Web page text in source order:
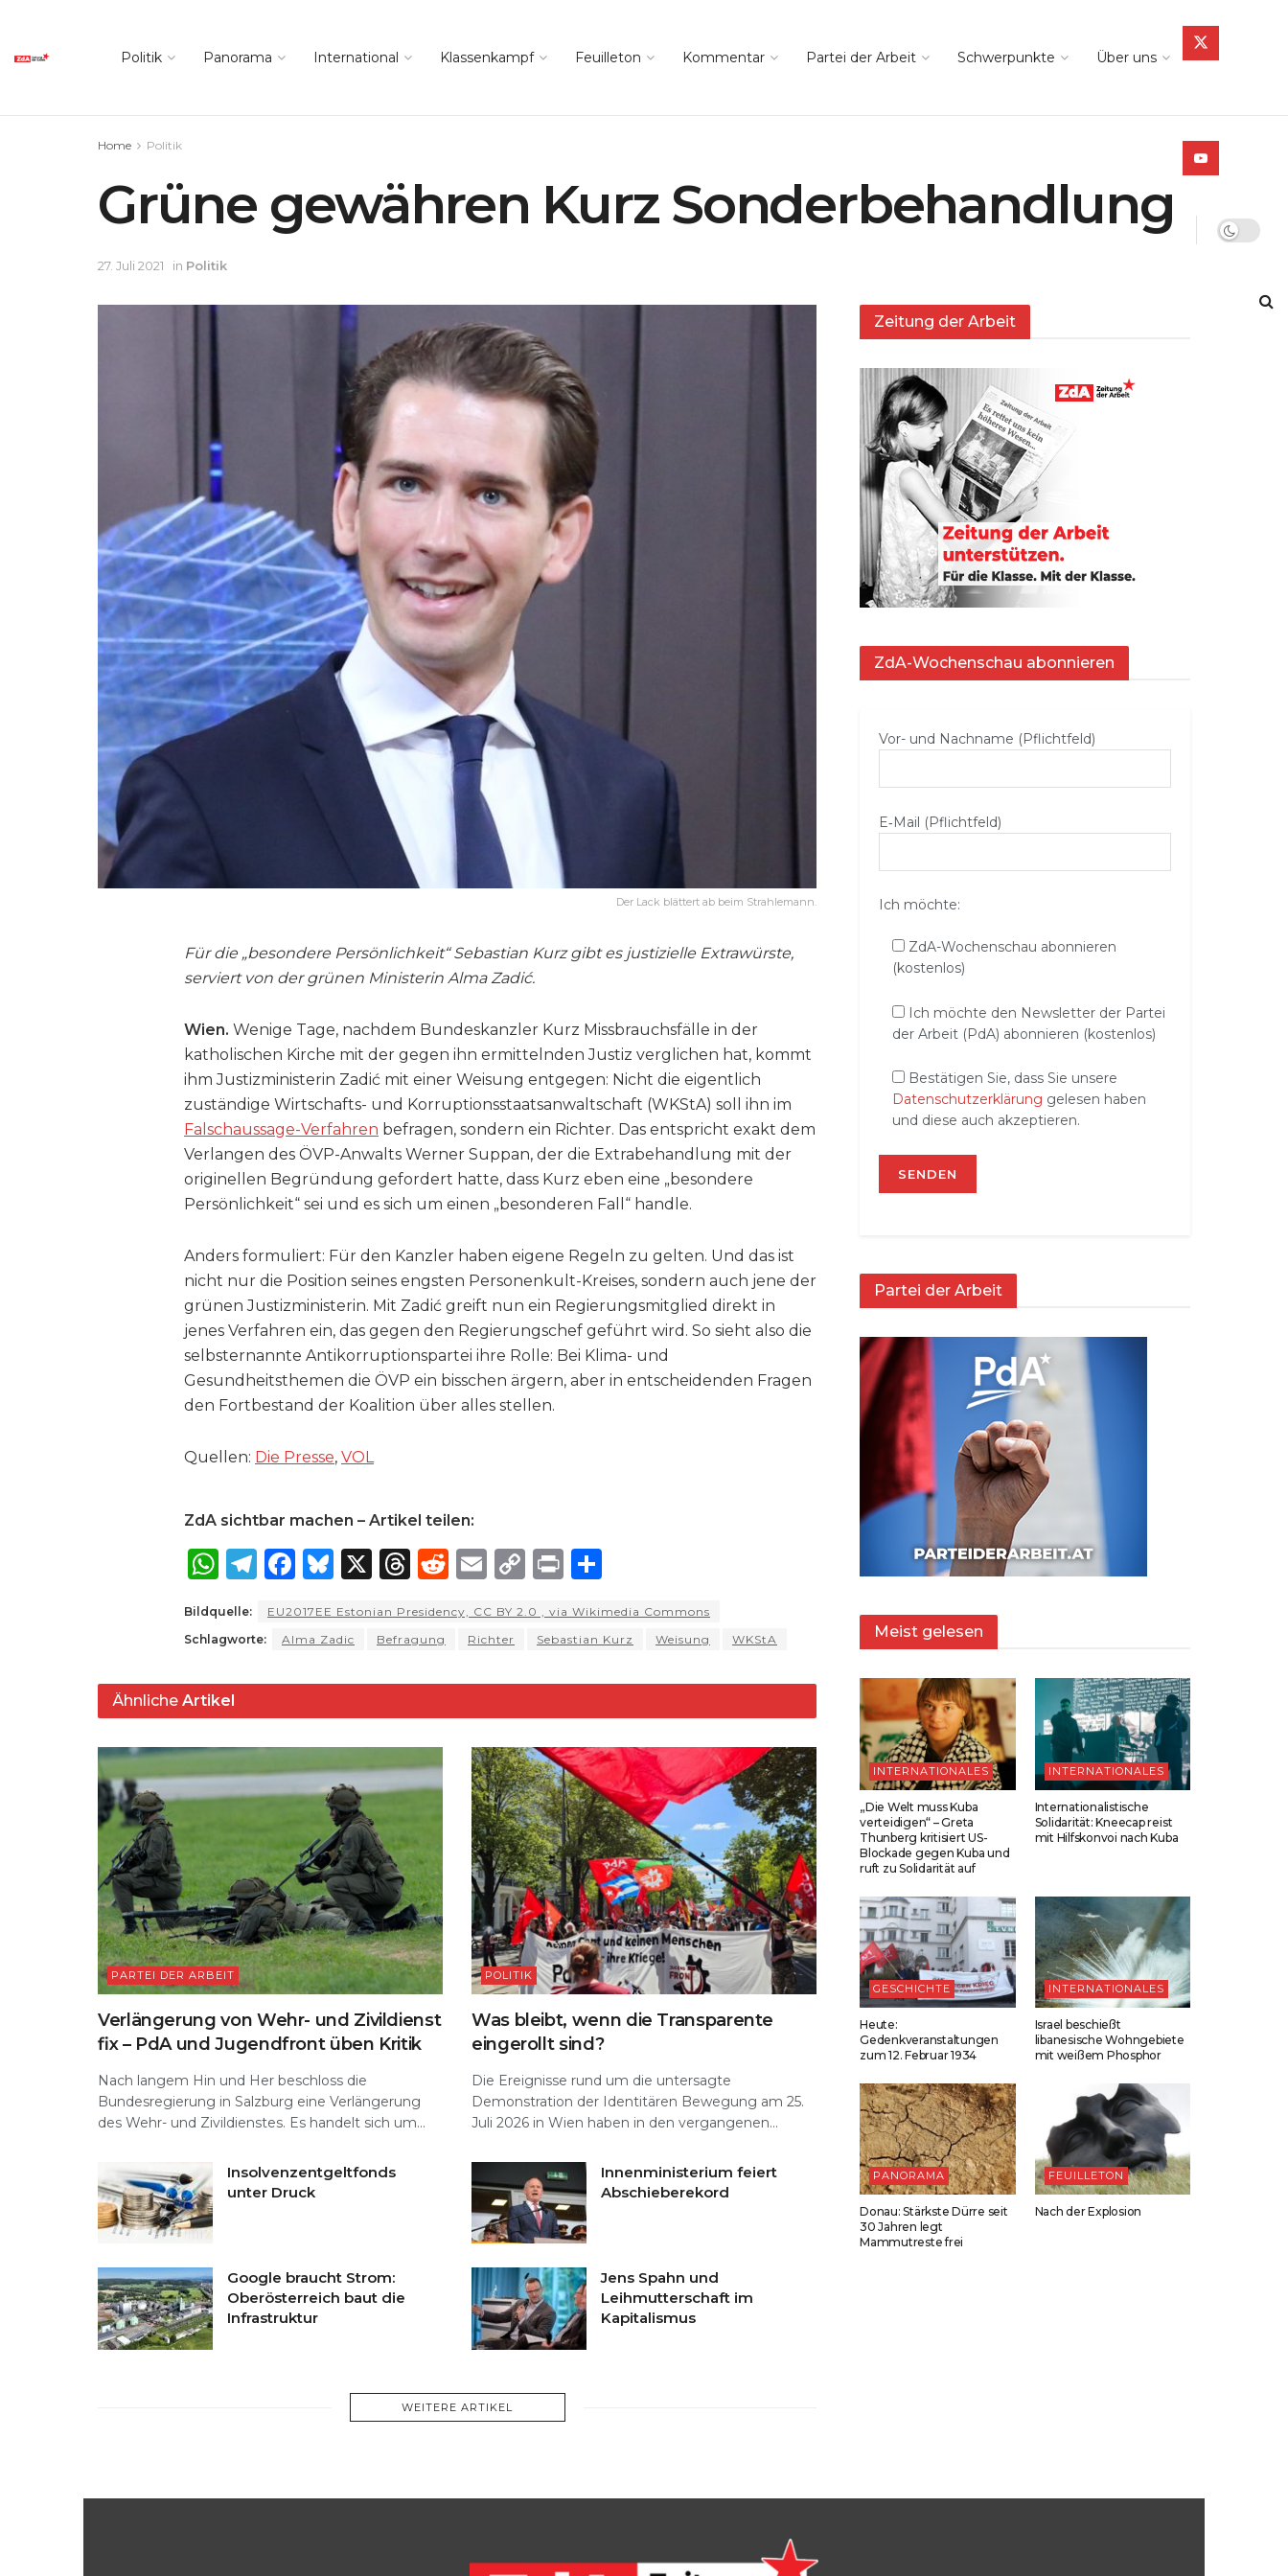
Politik Panorama International Klassenkampf Feuilleton Kommentar Partei der Arbeit Schwerpunkte Über uns
Home Politik
Grüne gewähren Kurz Sonderbehandlung
27. Juli 2021 in Politik
Der Lack blättert ab beim Strahlemann.
Für die „besondere Persönlichkeit“ Sebastian Kurz gibt es justizielle Extrawürste,
serviert von der grünen Ministerin Alma Zadić.
Wien. Wenige Tage, nachdem Bundeskanzler Kurz Missbrauchsfälle in der
katholischen Kirche mit der gegen ihn ermittelnden Justiz verglichen hat, kommt
ihm Justizministerin Zadić mit einer Weisung entgegen: Nicht die eigentlich
zuständige Wirtschafts- und Korruptionsstaatsanwaltschaft (WKStA) soll ihn im
Falschaussage-Verfahren befragen, sondern ein Richter. Das entspricht exakt dem
Verlangen des ÖVP-Anwalts Werner Suppan, der die Extrabehandlung mit der
originellen Begründung gefordert hatte, dass Kurz eben eine „besondere
Persönlichkeit“ sei und es sich um einen „besonderen Fall“ handle.
Anders formuliert: Für den Kanzler haben eigene Regeln zu gelten. Und das ist
nicht nur die Position seines engsten Personenkult-Kreises, sondern auch jene der
grünen Justizministerin. Mit Zadić greift nun ein Regierungsmitglied direkt in
jenes Verfahren ein, das gegen den Regierungschef geführt wird. So sieht also die
selbsternannte Antikorruptionspartei ihre Rolle: Bei Klima- und
Gesundheitsthemen die ÖVP ein bisschen ärgern, aber in entscheidenden Fragen
den Fortbestand der Koalition über alles stellen.
Quellen: Die Presse, VOL
ZdA sichtbar machen – Artikel teilen:
W
a
ts
A
p
p
T
e
g
ra
m
F
c
e
b
o
o
k
B
e
s
k
y
X
T
re
a
d
s
R
d
di
t
E
ai
l
C
p
y
Li
n
k
P
n
t
ar
e
Bildquelle:
EU2017EE Estonian Presidency, CC BY 2.0 , via Wikimedia Commons
Schlagworte:
Alma Zadic Befragung Richter Sebastian Kurz Weisung WKStA
Ähnliche Artikel
PARTEI DER ARBEIT
Verlängerung von Wehr- und Zivildienst
fix – PdA und Jugendfront üben Kritik
Nach langem Hin und Her beschloss die
Bundesregierung in Salzburg eine Verlängerung
des Wehr- und Zivildienstes. Es handelt sich um...
POLITIK
Was bleibt, wenn die Transparente
eingerollt sind?
Die Ereignisse rund um die untersagte
Demonstration der Identitären Bewegung am 25.
Juli 2026 in Wien haben in den vergangenen...
Insolvenzentgeltfonds
unter Druck
Innenministerium feiert
Abschieberekord
Google braucht Strom:
Oberösterreich baut die
Infrastruktur
Jens Spahn und
Leihmutterschaft im
Kapitalismus
WEITERE ARTIKEL
Zeitung der Arbeit
ZdA-Wochenschau abonnieren
Vor- und Nachname (Pflichtfeld)
E‑Mail (Pflichtfeld)
Ich möchte:
ZdA-Wochenschau abonnieren
(kostenlos)
Ich möchte den Newsletter der Partei
der Arbeit (PdA) abonnieren (kostenlos)
Bestätigen Sie, dass Sie unsere
Datenschutzerklärung gelesen haben
und diese auch akzeptieren.
Partei der Arbeit
Meist gelesen
INTERNATIONALES
„Die Welt muss Kuba
verteidigen“ – Greta
Thunberg kritisiert US-
Blockade gegen Kuba und
ruft zu Solidarität auf
INTERNATIONALES
Internationalistische
Solidarität: Kneecap reist
mit Hilfskonvoi nach Kuba
GESCHICHTE
Heute:
Gedenkveranstaltungen
zum 12. Februar 1934
INTERNATIONALES
Israel beschießt
libanesische Wohngebiete
mit weißem Phosphor
PANORAMA
Donau: Stärkste Dürre seit
30 Jahren legt
Mammutreste frei
FEUILLETON
Nach der Explosion